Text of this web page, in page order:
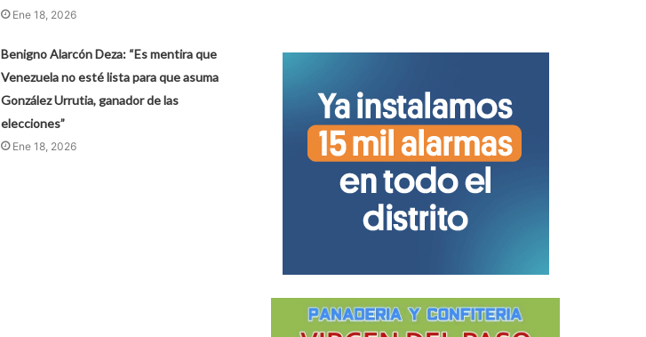
Ene 18, 2026
Benigno Alarcón Deza: “Es mentira que
Venezuela no esté lista para que asuma
González Urrutia, ganador de las
elecciones”
Ene 18, 2026